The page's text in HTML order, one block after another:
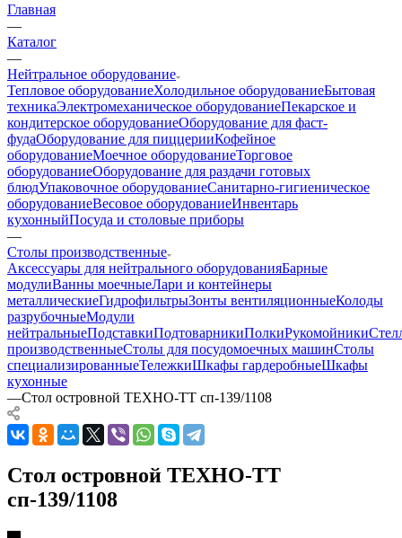
Главная
—
Каталог
—
Нейтральное оборудование
Тепловое оборудованиеХолодильное оборудованиеБытовая
техникаЭлектромеханическое оборудованиеПекарское и
кондитерское оборудованиеОборудование для фаст-
фудаОборудование для пиццерииКофейное
оборудованиеМоечное оборудованиеТорговое
оборудованиеОборудование для раздачи готовых
блюдУпаковочное оборудованиеСанитарно-гигиеническое
оборудованиеВесовое оборудованиеИнвентарь
кухонныйПосуда и столовые приборы
—
Столы производственные
Аксессуары для нейтрального оборудованияБарные
модулиВанны моечныеЛари и контейнеры
металлическиеГидрофильтрыЗонты вентиляционныеКолоды
разрубочныеМодули
нейтральныеПодставкиПодтоварникиПолкиРукомойники
производственныеСтолы для посудомоечных машинСтолы
специализированныеТележкиШкафы гардеробныеШкафы
кухонные
—Стол островной ТЕХНО-ТТ сп-139/1108
Стол островной ТЕХНО-ТТ
сп-139/1108